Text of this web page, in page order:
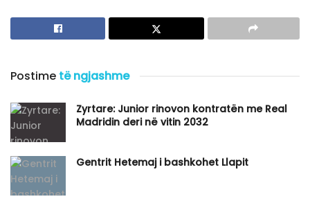
Postime të ngjashme
Zyrtare: Junior rinovon kontratën me Real
Madridin deri në vitin 2032
Gentrit Hetemaj i bashkohet Llapit